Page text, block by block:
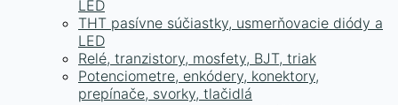
LED
THT pasívne súčiastky, usmerňovacie diódy a
LED
Relé, tranzistory, mosfety, BJT, triak
Potenciometre, enkódery, konektory,
prepínače, svorky, tlačidlá